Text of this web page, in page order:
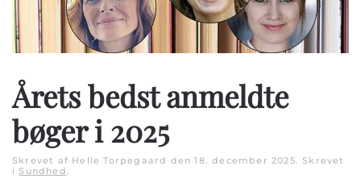
Årets bedst anmeldte
bøger i 2025
Skrevet af Helle Torpegaard den18. december 2025. Skrevet
i Sundhed.